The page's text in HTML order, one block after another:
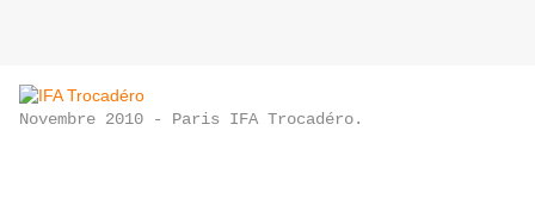
Novembre 2010 - Paris IFA Trocadéro.